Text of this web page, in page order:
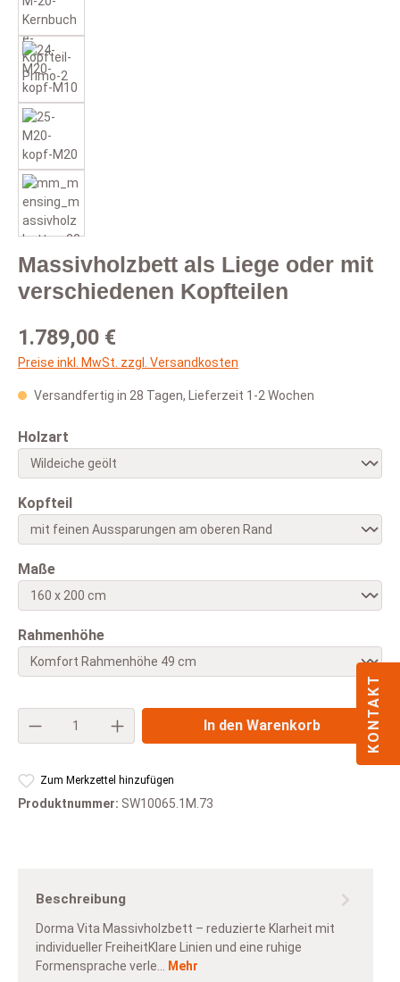
Massivholzbett als Liege oder mit
verschiedenen Kopfteilen
Regulärer Preis:
1.789,00 €
Preise inkl. MwSt. zzgl. Versandkosten
Versandfertig in 28 Tagen, Lieferzeit 1-2 Wochen
Holzart
Kopfteilauswählen
Maßeauswählen
Rahmenhöheauswählen
Produkt Anzahl: Gib den gewünschten
In den Warenkorb
Zum Merkzettel hinzufügen
Produktnummer: SW10065.1M.73
Beschreibung
Dorma Vita Massivholzbett – reduzierte Klarheit mit
individueller FreiheitKlare Linien und eine ruhige
Formensprache verle…
Mehr
KONTAKT